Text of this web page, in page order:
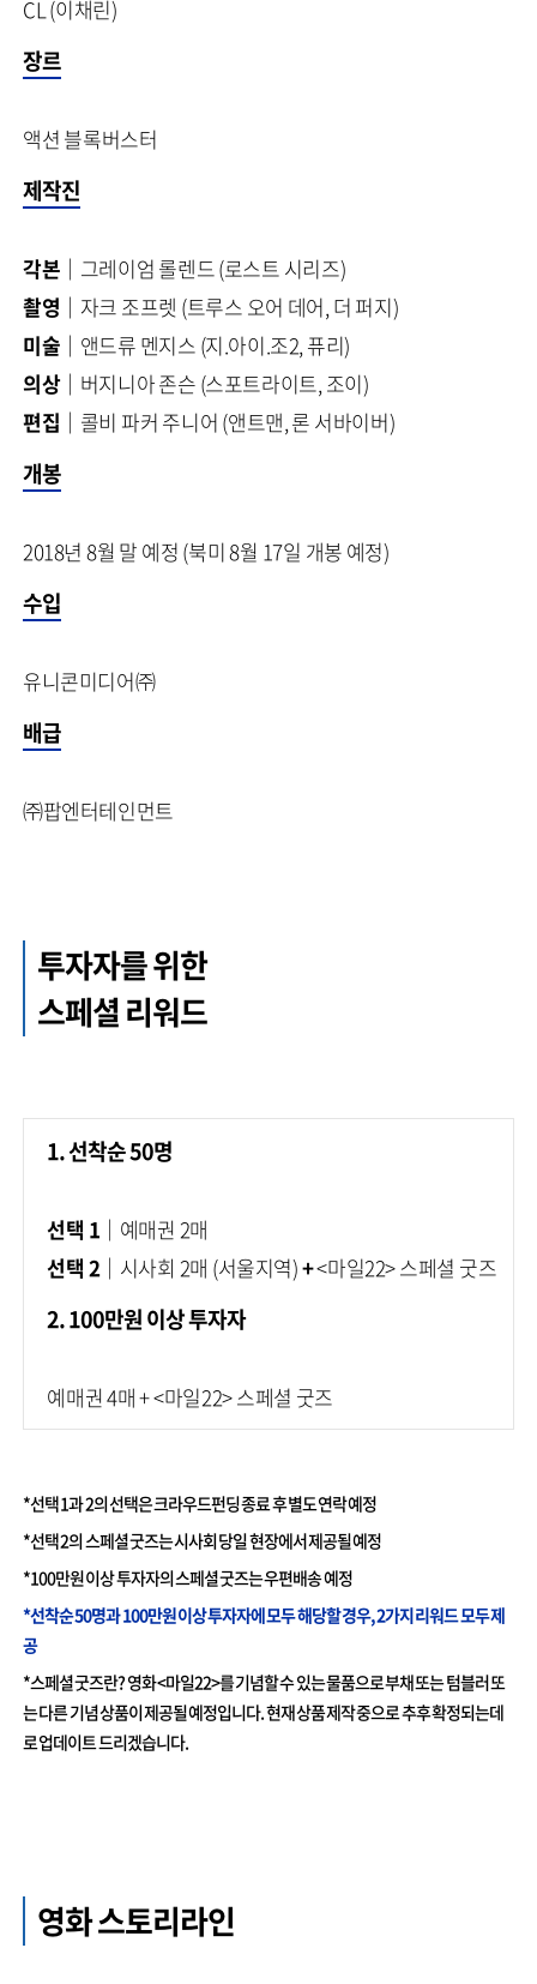
CL (이채린)
장르
액션 블록버스터
제작진
각본 │그레이엄 롤렌드 (로스트 시리즈)
촬영 │자크 조프렛 (트루스 오어 데어, 더 퍼지)
미술 │앤드류 멘지스 (지.아이.조2, 퓨리)
의상│버지니아 존슨 (스포트라이트, 조이)
편집 │콜비 파커 주니어 (앤트맨, 론 서바이버)
개봉
2018년 8월 말 예정 (북미 8월 17일 개봉 예정)
수입
유니콘미디어㈜
배급
㈜팝엔터테인먼트
투자자를 위한
스페셜 리워드
1. 선착순 50명
선택 1│ 예매권 2매
선택 2│시사회 2매 (서울지역)+<마일22> 스페셜 굿즈
2. 100만원 이상 투자자
예매권 4매 + <마일22> 스페셜 굿즈
*선택 1과 2의 선택은 크라우드펀딩 종료 후 별도 연락 예정
*선택 2의 스페셜 굿즈는 시사회 당일 현장에서 제공될 예정
*100만원 이상 투자자의 스페셜 굿즈는 우편배송 예정
*선착순 50명과 100만원 이상 투자자에 모두 해당할 경우, 2가지 리워드 모두 제
공
*스페셜 굿즈란? 영화 <마일22>를 기념할 수 있는 물품으로 부채 또는 텀블러 또
는 다른 기념 상품이 제공될 예정입니다. 현재 상품 제작 중으로 추후 확정되는데
로 업데이트 드리겠습니다.
영화 스토리라인